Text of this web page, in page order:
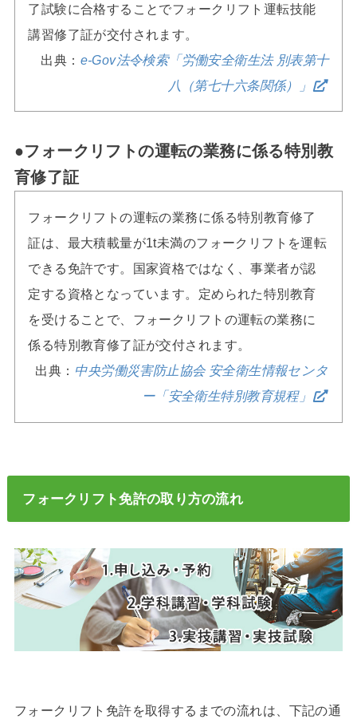
了試験に合格することでフォークリフト運転技能
講習修了証が交付されます。
出典： e-Gov法令検索「労働安全衛生法 別表第十
八（第七十六条関係）」
●フォークリフトの運転の業務に係る特別教
育修了証
フォークリフトの運転の業務に係る特別教育修了
証は、最大積載量が1t未満のフォークリフトを運転
できる免許です。国家資格ではなく、事業者が認
定する資格となっています。定められた特別教育
を受けることで、フォークリフトの運転の業務に
係る特別教育修了証が交付されます。
出典： 中央労働災害防止協会 安全衛生情報センタ
ー「安全衛生特別教育規程」
フォークリフト免許の取り方の流れ
フォークリフト免許を取得するまでの流れは、下記の通